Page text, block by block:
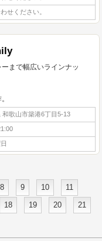
せください。
まで幅広いラインナッ
和歌山市築港6丁目5-13
8 9 10
11
18 19 20
21